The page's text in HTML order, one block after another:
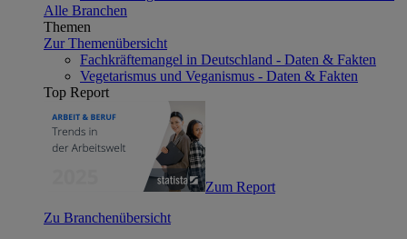
Alle Branchen
Themen
Zur Themenübersicht
Fachkräftemangel in Deutschland - Daten & Fakten
Vegetarismus und Veganismus - Daten & Fakten
Top Report
Zum Report
Zu Branchenübersicht